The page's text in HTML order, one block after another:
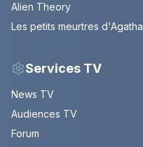
Alien Theory
Les petits meurtres
Services TV
News TV
Audiences TV
Forum